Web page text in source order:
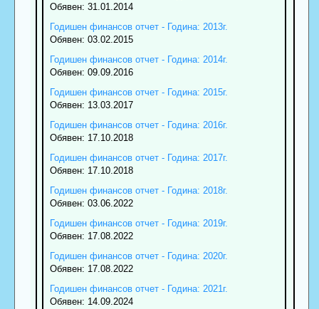
Обявен: 31.01.2014
Годишен финансов отчет - Година: 2013г.
Обявен: 03.02.2015
Годишен финансов отчет - Година: 2014г.
Обявен: 09.09.2016
Годишен финансов отчет - Година: 2015г.
Обявен: 13.03.2017
Годишен финансов отчет - Година: 2016г.
Обявен: 17.10.2018
Годишен финансов отчет - Година: 2017г.
Обявен: 17.10.2018
Годишен финансов отчет - Година: 2018г.
Обявен: 03.06.2022
Годишен финансов отчет - Година: 2019г.
Обявен: 17.08.2022
Годишен финансов отчет - Година: 2020г.
Обявен: 17.08.2022
Годишен финансов отчет - Година: 2021г.
Обявен: 14.09.2024